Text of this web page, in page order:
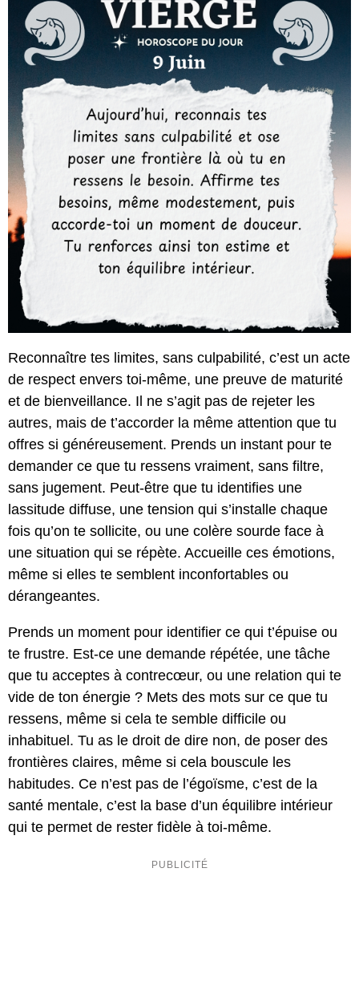
Reconnaître tes limites, sans culpabilité, c’est un acte
de respect envers toi-même, une preuve de maturité
et de bienveillance. Il ne s’agit pas de rejeter les
autres, mais de t’accorder la même attention que tu
offres si généreusement. Prends un instant pour te
demander ce que tu ressens vraiment, sans filtre,
sans jugement. Peut-être que tu identifies une
lassitude diffuse, une tension qui s’installe chaque
fois qu’on te sollicite, ou une colère sourde face à
une situation qui se répète. Accueille ces émotions,
même si elles te semblent inconfortables ou
dérangeantes.
Prends un moment pour identifier ce qui t’épuise ou
te frustre. Est-ce une demande répétée, une tâche
que tu acceptes à contrecœur, ou une relation qui te
vide de ton énergie ? Mets des mots sur ce que tu
ressens, même si cela te semble difficile ou
inhabituel. Tu as le droit de dire non, de poser des
frontières claires, même si cela bouscule les
habitudes. Ce n’est pas de l’égoïsme, c’est de la
santé mentale, c’est la base d’un équilibre intérieur
qui te permet de rester fidèle à toi-même.